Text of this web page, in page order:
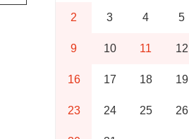
2 3 4 5
9 10 11 12
16 17 18 19
23 24 25 26